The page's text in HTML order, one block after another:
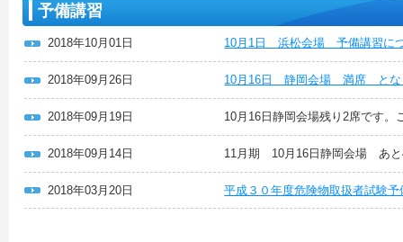
予備講習
2018年10月01日 10月1日 浜松会場 予備講習に
2018年09月26日 10月16日 静岡会場 満席 とな
2018年09月19日 10月16日静岡会場残り2席です。
2018年09月14日 11月期 10月16日静岡会場 あと
2018年03月20日 平成３０年度危険物取扱者試験